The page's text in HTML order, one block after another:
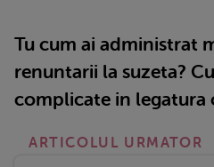
Tu cum ai administrat
renuntarii la suzeta?
complicate in legatura
ARTICOLUL URMATOR